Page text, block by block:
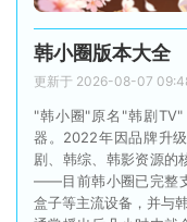
韩小圈版本大全
更新于 2026-08-07
"韩小圈"原名"韩剧
器。2022年因品牌升
剧、韩综、韩影资源的
——目前韩小圈已完整
盒子等主流设备，并与